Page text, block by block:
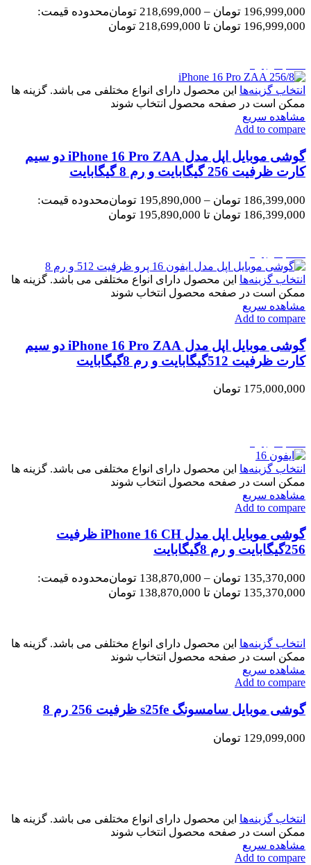
196,999,000 تومان –
218,699,000 تومانمحدوده قیمت:
196,999,000 تومان تا 218,699,000 تومان
انتخاب گزینه‌ها این محصول دارای انواع مختلفی می باشد. گزینه ها
ممکن است در صفحه محصول انتخاب شوند
مشاهده سریع
Add to compare
گوشی موبایل اپل مدل iPhone 16 Pro ZAA دو سیم
کارت ظرفیت 256 گیگابایت و رم 8 گیگابایت
186,399,000 تومان –
195,890,000 تومانمحدوده قیمت:
186,399,000 تومان تا 195,890,000 تومان
انتخاب گزینه‌ها این محصول دارای انواع مختلفی می باشد. گزینه ها
ممکن است در صفحه محصول انتخاب شوند
مشاهده سریع
Add to compare
گوشی موبایل اپل مدل iPhone 16 Pro ZAA دو سیم
کارت ظرفیت 512گیگابایت و رم 8گیگابایت
175,000,000 تومان
انتخاب گزینه‌ها این محصول دارای انواع مختلفی می باشد. گزینه ها
ممکن است در صفحه محصول انتخاب شوند
مشاهده سریع
Add to compare
گوشی موبایل اپل مدل iPhone 16 CH ظرفیت
256گیگابایت و رم 8گیگابایت
135,370,000 تومان –
138,870,000 تومانمحدوده قیمت:
135,370,000 تومان تا 138,870,000 تومان
انتخاب گزینه‌ها این محصول دارای انواع مختلفی می باشد. گزینه ها
ممکن است در صفحه محصول انتخاب شوند
مشاهده سریع
Add to compare
گوشی موبایل سامسونگ s25fe ظرفیت 256 رم 8
129,099,000 تومان
انتخاب گزینه‌ها این محصول دارای انواع مختلفی می باشد. گزینه ها
ممکن است در صفحه محصول انتخاب شوند
مشاهده سریع
Add to compare